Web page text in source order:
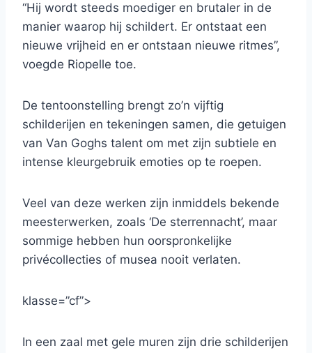
“Hij wordt steeds moediger en brutaler in de
manier waarop hij schildert. Er ontstaat een
nieuwe vrijheid en er ontstaan ​​nieuwe ritmes”,
voegde Riopelle toe.
De tentoonstelling brengt zo’n vijftig
schilderijen en tekeningen samen, die getuigen
van Van Goghs talent om met zijn subtiele en
intense kleurgebruik emoties op te roepen.
Veel van deze werken zijn inmiddels bekende
meesterwerken, zoals ‘De sterrennacht’, maar
sommige hebben hun oorspronkelijke
privécollecties of musea nooit verlaten.
klasse=”cf”>
In een zaal met gele muren zijn drie schilderijen